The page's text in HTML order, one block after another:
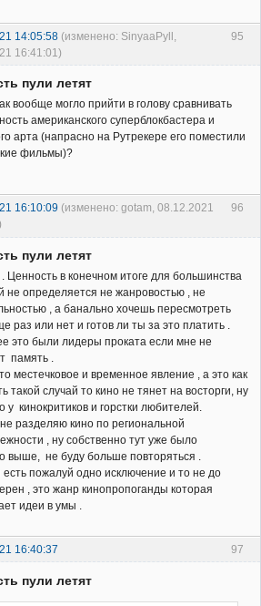
95
14:05:58 (изменено: SinyaaPyll,
16:41:01)
пули летят
вообще могло прийти в голову сравнивать
американского суперблокбастера и
арта (напрасно на Рутрекере его поместили
фильмы)?
96
16:10:09 (изменено: gotam, 08.12.2021
пули летят
Ценность в конечном итоге для большинства
не определяется не жанровостью , не
, а банально хочешь пересмотреть
раз или нет и готов ли ты за это платить .
это были лидеры проката если мне не
память .
местечковое и временное явление , а это как
такой случай то кино не тянет на восторги, ну
у кинокритиков и горстки любителей.
разделяю кино по региональной
, ну собственно тут уже было
выше, не буду больше повторяться .
есть пожалуй одно исключение и то не до
, это жанр кинопропоганды которая
идеи в умы .
97
16:40:37
пули летят